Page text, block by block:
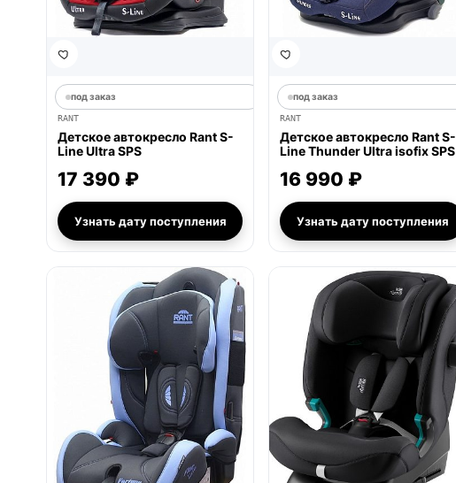
под заказ
RANT
Детское автокресло Rant S-
Line Ultra SPS
17 390 ₽
Узнать дату поступления
под заказ
RANT
Детское автокресло Rant S-
Line Thunder Ultra isofix SPS
16 990 ₽
Узнать дату поступления